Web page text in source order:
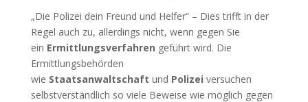
„Die Polizei dein Freund und Helfer“ – Dies trifft in der
Regel auch zu, allerdings nicht, wenn gegen Sie
ein Ermittlungsverfahren geführt wird. Die
Ermittlungsbehörden
wie Staatsanwaltschaft und Polizei versuchen
selbstverständlich so viele Beweise wie möglich gegen